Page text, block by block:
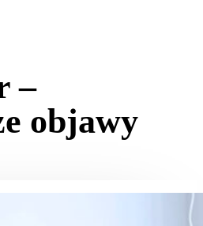
–
objawy